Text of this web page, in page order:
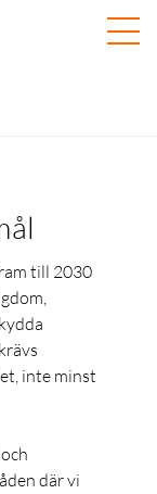
till 2030
inte minst
där vi